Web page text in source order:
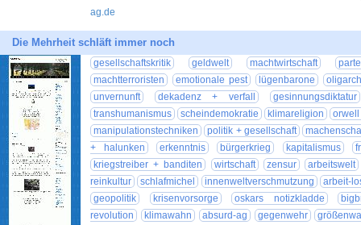
ag.de
Die Mehrheit schläft immer noch
gesellschaftskritik geldwelt machtwirtschaft
machtterroristen
emotionale pest lügenbarone
unvernunft
dekadenz + verfall
gesinnungsdiktatur
transhumanismus
scheindemokratie klimareligion
manipulationstechniken
politik + gesellschaft
+ halunken
erkenntnis bürgerkrieg kapitalismus
kriegstreiber + banditen
wirtschaft zensur
arbeitswelt
reinkultur
schlafmichel innenweltverschmutzung
arbeit-
geopolitik
krisenvorsorge oskars notizkladde
revolution
klimawahn absurd-ag gegenwehr